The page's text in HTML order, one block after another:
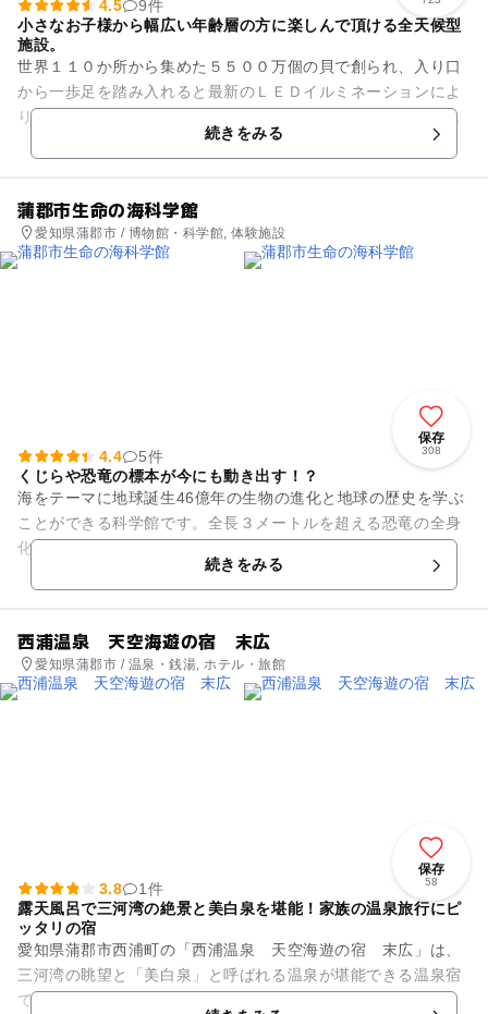
4.5
9件
小さなお子様から幅広い年齢層の方に楽しんで頂ける全天候型
施設。
世界１１０か所から集めた５５００万個の貝で創られ、入り口
から一歩足を踏み入れると最新のＬＥＤイルミネーションによ
り映し出される貝殻の造形物が幻想的な世界へ誘います。当館
キャラクターと一緒に海底冒...続きをみる
蒲郡市生命の海科学館
愛知県蒲郡市 / 博物館・科学館, 体験施設
保存
308
4.4
5件
くじらや恐竜の標本が今にも動き出す！？
海をテーマに地球誕生46億年の生物の進化と地球の歴史を学ぶ
ことができる科学館です。全長３メートルを超える恐竜の全身
化石、尾びれや背びれの化石や、重さ855kgもある隕石などを
続きをみる
西浦温泉 天空海遊の宿 末広
愛知県蒲郡市 / 温泉・銭湯, ホテル・旅館
保存
58
3.8
1件
露天風呂で三河湾の絶景と美白泉を堪能！家族の温泉旅行にピ
ッタリの宿
愛知県蒲郡市西浦町の「西浦温泉 天空海遊の宿 末広」は、
三河湾の眺望と「美白泉」と呼ばれる温泉が堪能できる温泉宿
です。露天風呂が屋上と1階にあり、目の前に広がる絶景を楽